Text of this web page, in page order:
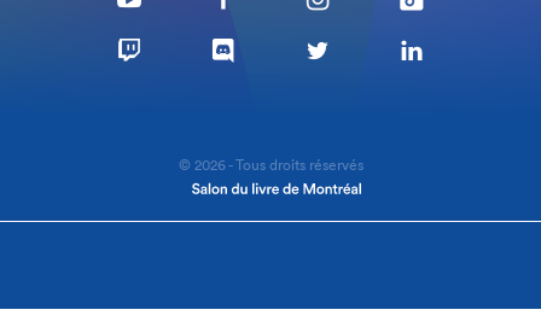
© 2026 - Tous droits réservés